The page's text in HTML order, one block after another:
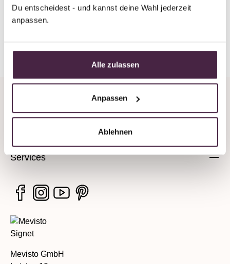
Du entscheidest - und kannst deine Wahl jederzeit
anpassen.
Alle zulassen
Anpassen
Ablehnen
Services
Mevisto GmbH